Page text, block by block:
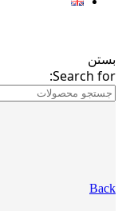
بستن
Search for:
Back